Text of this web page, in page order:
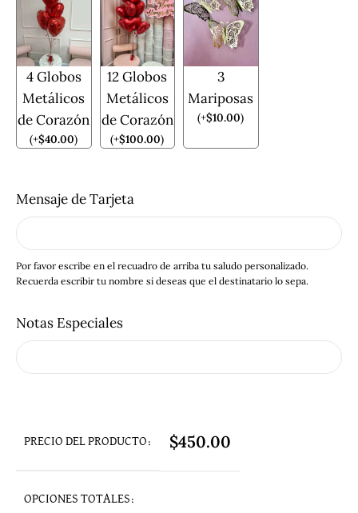
4 Globos
Metálicos
de Corazón
(+$40.00)
12 Globos
Metálicos
de Corazón
(+$100.00)
3
Mariposas
(+$10.00)
Mensaje de Tarjeta
Por favor escribe en el recuadro de arriba tu saludo personalizado.
Recuerda escribir tu nombre si deseas que el destinatario lo sepa.
Notas Especiales
PRECIO DEL PRODUCTO: $450.00
OPCIONES TOTALES: